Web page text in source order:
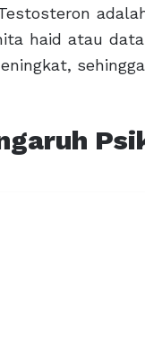
haid atau